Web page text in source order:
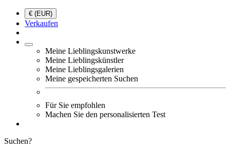
€ (EUR)
Verkaufen
Meine Lieblingskunstwerke
Meine Lieblingskünstler
Meine Lieblingsgalerien
Meine gespeicherten Suchen
Für Sie empfohlen
Machen Sie den personalisierten Test
Suchen?